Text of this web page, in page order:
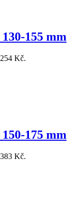
155 mm
Kč.
175 mm
Kč.